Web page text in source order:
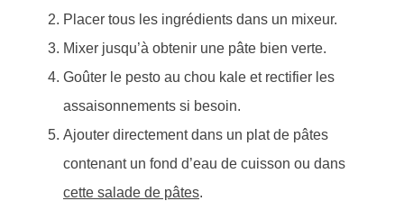
Placer tous les ingrédients dans un mixeur.
Mixer jusqu’à obtenir une pâte bien verte.
Goûter le pesto au chou kale et rectifier les
assaisonnements si besoin.
Ajouter directement dans un plat de pâtes
contenant un fond d’eau de cuisson ou dans
cette salade de pâtes.